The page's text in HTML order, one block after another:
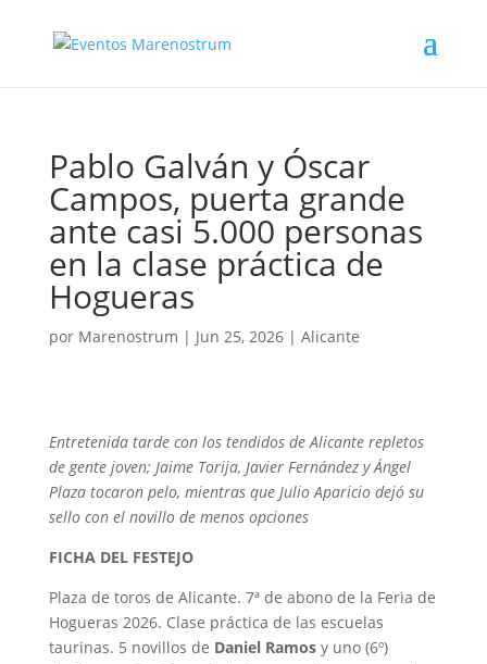
Pablo Galván y Óscar
Campos, puerta grande
ante casi 5.000 personas
en la clase práctica de
Hogueras
por Marenostrum | Jun 25, 2026| Alicante
Entretenida tarde con los tendidos de Alicante repletos
de gente joven; Jaime Torija, Javier Fernández y Ángel
Plaza tocaron pelo, mientras que Julio Aparicio dejó su
sello con el novillo de menos opciones
FICHA DEL FESTEJO
Plaza de toros de Alicante. 7ª de abono de la Feria de
Hogueras 2026. Clase práctica de las escuelas
taurinas. 5 novillos de Daniel Ramos y uno (6º)